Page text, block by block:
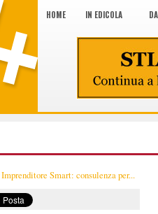
HOME IN EDICOLA
Imprenditore Smart: consulenza per...